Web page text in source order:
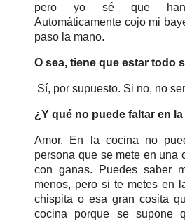
pero yo sé que han
Automáticamente cojo mi
paso la mano.
O sea, tiene que estar todo
Sí, por supuesto. Si no, no
¿Y qué no puede faltar en
Amor. En la cocina no
persona que se mete en una
con ganas. Puedes saber
menos, pero si te metes en
chispita o esa gran cosita
cocina porque se supone